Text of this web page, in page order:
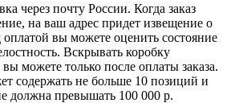
через почту России. Когда заказ
на ваш адрес придет извещение о
вы можете оценить состояние
Вскрывать коробку
вы можете только после оплаты заказа.
содержать не больше 10 позиций и
должна превышать 100 000 р.